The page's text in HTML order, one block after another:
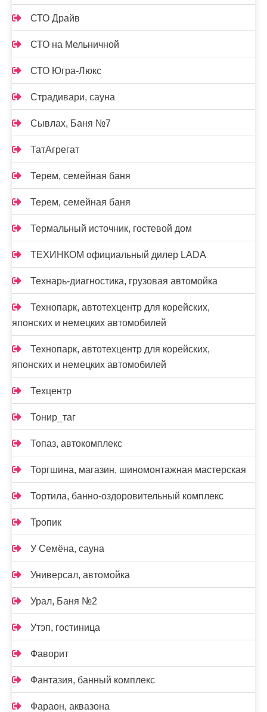
СТО Драйв
СТО на Мельничной
СТО Югра-Люкс
Страдивари, сауна
Сывлах, Баня №7
ТатАгрегат
Терем, семейная баня
Терем, семейная баня
Термальный источник, гостевой дом
ТЕХИНКОМ официальный дилер LADA
Технарь-диагностика, грузовая автомойка
Технопарк, автотехцентр для корейских,
японских и немецких автомобилей
Технопарк, автотехцентр для корейских,
японских и немецких автомобилей
Техцентр
Тонир_таг
Топаз, автокомплекс
Торгшина, магазин, шиномонтажная мастерская
Тортила, банно-оздоровительный комплекс
Тропик
У Семёна, сауна
Универсал, автомойка
Урал, Баня №2
Утэп, гостиница
Фаворит
Фантазия, банный комплекс
Фараон, аквазона